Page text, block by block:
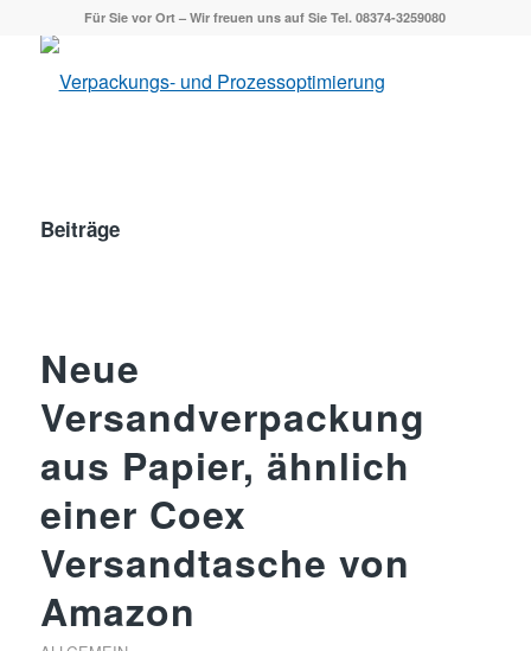
Für Sie vor Ort – Wir freuen uns auf Sie Tel. 08374-3259080
Beiträge
Neue
Versandverpackung
aus Papier, ähnlich
einer Coex
Versandtasche von
Amazon